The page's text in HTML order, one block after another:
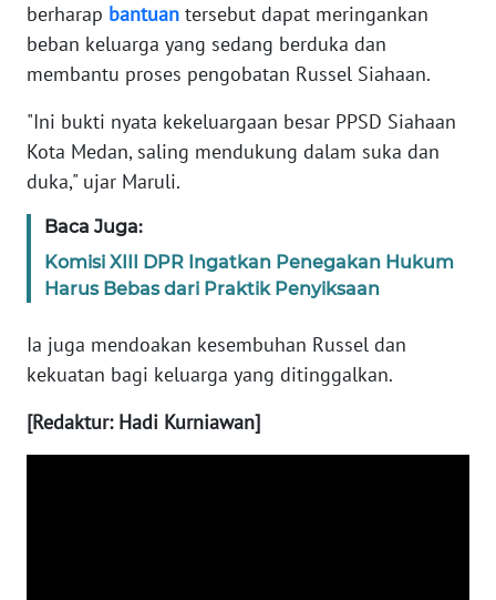
berharap bantuan tersebut dapat meringankan
beban keluarga yang sedang berduka dan
membantu proses pengobatan Russel Siahaan.
"Ini bukti nyata kekeluargaan besar PPSD Siahaan
Kota Medan, saling mendukung dalam suka dan
duka," ujar Maruli.
Baca Juga:
Komisi XIII DPR Ingatkan Penegakan Hukum
Harus Bebas dari Praktik Penyiksaan
Ia juga mendoakan kesembuhan Russel dan
kekuatan bagi keluarga yang ditinggalkan.
[Redaktur: Hadi Kurniawan]
WN
WN
SULTENG
SULBAR
WN
SUMBAR